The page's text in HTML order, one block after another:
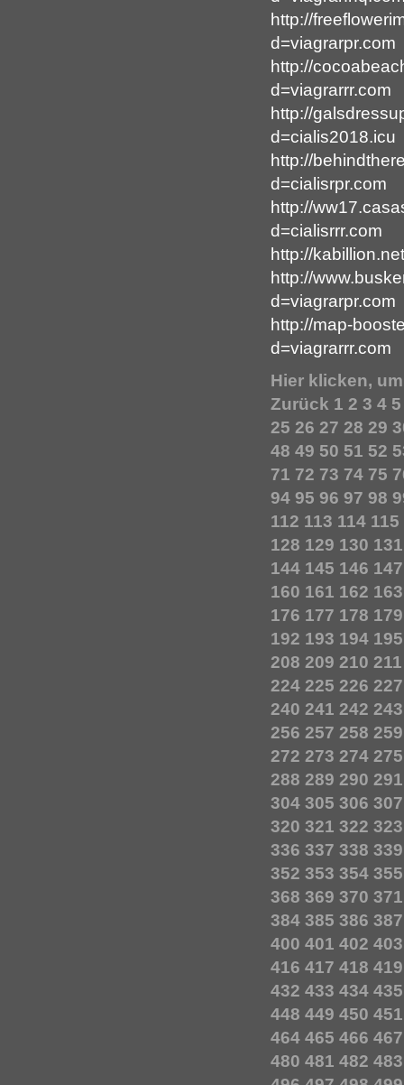
http://
d=viagrarpr.com
http://
d=viagrarrr.com
http://
d=cialis2018.icu
http://
d=cialisrpr.com
http://
d=cialisrrr.com
http://
http://
d=viagrarpr.com
http://map-
d=viagrarrr.com
Hier klicken,
Zurück 1 2 3 4 5
25 26 27 28 29
48 49 50 51 52
71 72 73 74 75
94 95 96 97 98
112 113 114 115
128 129 130 131
144 145 146 147
160 161 162 163
176 177 178 179
192 193 194 195
208 209 210 211
224 225 226 227
240 241 242 243
256 257 258 259
272 273 274 275
288 289 290 291
304 305 306 307
320 321 322 323
336 337 338 339
352 353 354 355
368 369 370 371
384 385 386 387
400 401 402 403
416 417 418 419
432 433 434 435
448 449 450 451
464 465 466 467
480 481 482 483